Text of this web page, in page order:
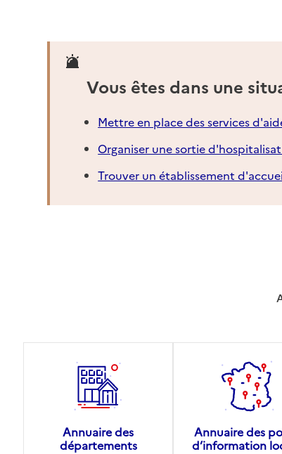
Vous êtes dans une
Mettre en place des services
Organiser une sortie
Trouver un établissement
Annuaire des
départements
Annuaire des
d’information